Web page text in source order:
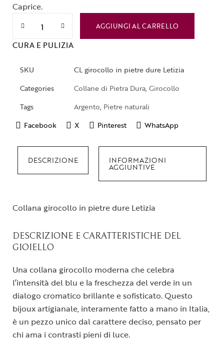
Caprice.
AGGIUNGI AL CARRELLO
CURA E PULIZIA
SKU
CL girocollo in pietre dure Letizia
Categories
Collane di Pietra Dura, Girocollo
Tags
Argento, Pietre naturali
Facebook
X Pinterest WhatsApp
DESCRIZIONE INFORMAZIONI
AGGIUNTIVE
Collana girocollo in pietre dure Letizia
DESCRIZIONE E CARATTERISTICHE DEL
GIOIELLO
Una collana girocollo moderna che celebra
l’intensità del blu e la freschezza del verde in un
dialogo cromatico brillante e sofisticato. Questo
bijoux artigianale, interamente fatto a mano in Italia,
è un pezzo unico dal carattere deciso, pensato per
chi ama i contrasti pieni di luce.